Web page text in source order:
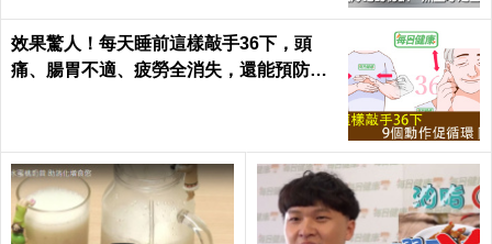
效果驚人！每天睡前這樣敲手36下，頭
痛、腸胃不適、疲勞全消失，還能預防腦